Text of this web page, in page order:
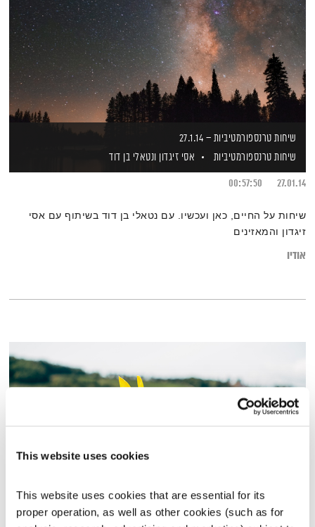
This website uses cookies
This website uses cookies that are essential for its
proper operation, as well as other cookies (such as for
שיחות טרנספורמטיביות – 27.1.14
שיחות טרנספורמטיביות
אסי זיגדון ונטאלי בן דוד
27.01.14
00:57:50
שיחות על החיים, כאן ועכשיו. עם נטאלי בן דוד בשיתוף עם אסי
זיגדון והמאזינים
אודיו
פה זה טוב – 6.5.25
פה זה טוב
לירון תאני